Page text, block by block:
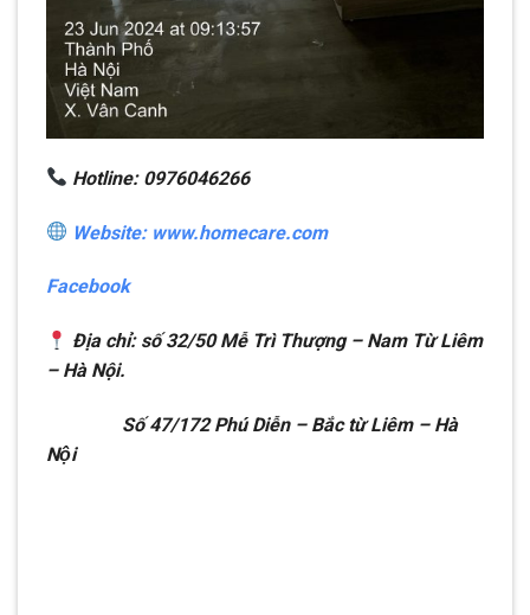
Hotline: 0976046266
Website: www.homecare.com
Facebook
Địa chỉ: số 32/50 Mễ Trì Thượng – Nam Từ Liêm
– Hà Nội.
Số 47/172 Phú Diễn – Bắc từ Liêm – Hà
Nội